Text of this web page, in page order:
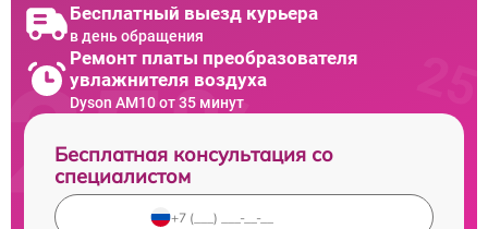
Бесплатный выезд курьера
в день обращения
Ремонт платы преобразователя
увлажнителя воздуха
Dyson AM10 от 35 минут
Бесплатная консультация со
специалистом